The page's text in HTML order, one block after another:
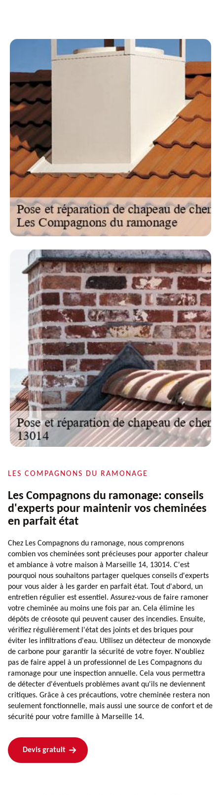
LES COMPAGNONS DU RAMONAGE
Les Compagnons du ramonage: conseils
d'experts pour maintenir vos cheminées
en parfait état
Chez Les Compagnons du ramonage, nous comprenons
combien vos cheminées sont précieuses pour apporter chaleur
et ambiance à votre maison à Marseille 14, 13014. C'est
pourquoi nous souhaitons partager quelques conseils d'experts
pour vous aider à les garder en parfait état. Tout d'abord, un
entretien régulier est essentiel. Assurez-vous de faire ramoner
votre cheminée au moins une fois par an. Cela élimine les
dépôts de créosote qui peuvent causer des incendies. Ensuite,
vérifiez régulièrement l'état des joints et des briques pour
éviter les infiltrations d'eau. Utilisez un détecteur de monoxyde
de carbone pour garantir la sécurité de votre foyer. N'oubliez
pas de faire appel à un professionnel de Les Compagnons du
ramonage pour une inspection annuelle. Cela vous permettra
de détecter d'éventuels problèmes avant qu'ils ne deviennent
critiques. Grâce à ces précautions, votre cheminée restera non
seulement fonctionnelle, mais aussi une source de confort et de
sécurité pour votre famille à Marseille 14.
Devis gratuit